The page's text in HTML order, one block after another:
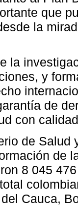
que
la
la
y
de
con
de Salud
de
8 045
Cauca,